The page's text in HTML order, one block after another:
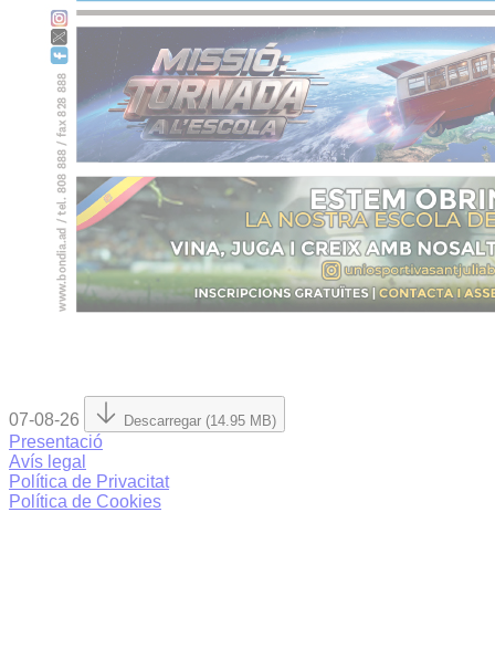
07-08-26 Descarregar (14.95 MB)
Presentació
Avís legal
Política de Privacitat
Política de Cookies